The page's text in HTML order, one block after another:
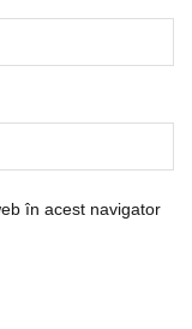
în acest navigator